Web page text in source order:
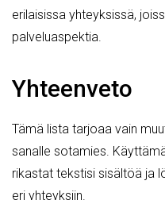
erilaisissa yhteyksissä,
palveluaspektia.
Yhteenveto
Tämä lista tarjoaa vain
sanalle sotamies.
rikastat tekstisi sisältöä ja
eri yhteyksiin.